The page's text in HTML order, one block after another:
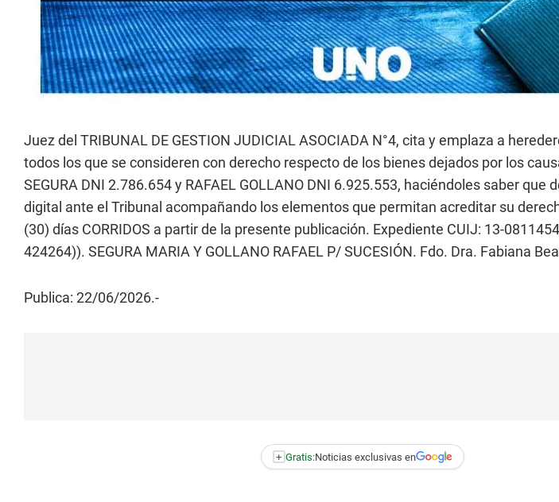
Juez del TRIBUNAL DE GESTION JUDICIAL ASOCIADA N°4, cita y emplaza a
todos los que se consideren con derecho respecto de los bienes dejados por los
SEGURA DNI 2.786.654 y RAFAEL GOLLANO DNI 6.925.553, haciéndoles saber que
digital ante el Tribunal acompañando los elementos que permitan acreditar su
(30) días CORRIDOS a partir de la presente publicación. Expediente CUIJ: 13-
424264)). SEGURA MARIA Y GOLLANO RAFAEL P/ SUCESIÓN. Fdo. Dra. Fabiana
Publica: 22/06/2026.-
+ Gratis:Noticias exclusivas en